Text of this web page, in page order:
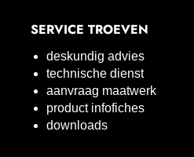
SERVICE TROEVEN
deskundig advies
technische dienst
aanvraag maatwerk
product infofiches
downloads